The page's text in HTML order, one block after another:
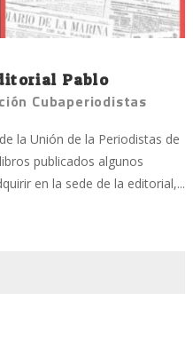
Pablo
Cubaperiodistas
la Unión de la Periodistas de
publicados algunos
en la sede de la editorial,...